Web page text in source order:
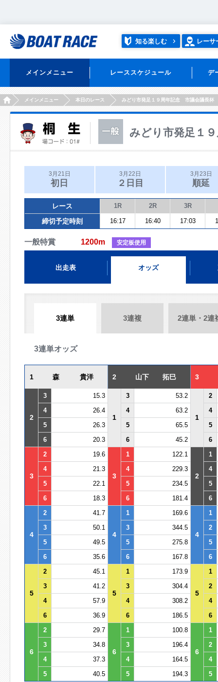
知る楽しむ レーサ
メインメニュー レーススケジュール デ
HOMEメインメニュー 本日のレース みどり市発足１９周年記念 市議会議長杯
みどり市発足１
3月21日
初日
3月22日
２日目
3月23日
順延
レース 1R 2R 3R
締切予定時刻 16:17 16:40 17:03
一般特賞 1200m 安定板使用
出走表 オッズ
3連単 3連複 2連単・2連
3連単オッズ
1 森 貴洋 2 山下 拓巳 3
2
3 15.3
1
3 53.2
1
2
4
26.4 4 63.2
4
5
26.3 5 65.5
5
6
20.3 6 45.2 6
3
2 19.6
3
1 122.1
2
1
4
21.3 4 229.3
4
5
22.1 5 234.5
5
6
18.3 6 181.4 6
4
2 41.7
4
1 169.6
4
1
3
50.1 3 344.5
2
5
49.5 5 275.8
5
6
35.6 6 167.8 6
5
2 45.1
5
1 173.9
5
1
3
41.2 3 304.4
2
4
57.9 4 308.2
4
6
36.9 6 186.5 6
6
2 29.7
6
1 100.8
6
1
3
34.8 3 196.4
2
4
37.3 4 164.5
4
5
40.5 5 194.3 5